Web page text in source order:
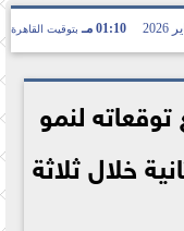
01:10 مـ بتوقيت القاهرة
لنمو
خلال ثلاثة